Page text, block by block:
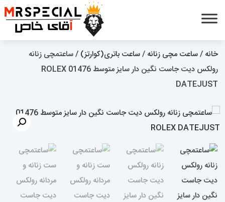
خانه /ساعت مچی زنانه /ساعت باتری(کوارتز) / ساعتمچی زنانه
رولکس دیت جاست نگین دار سایز متوسط 01476 ROLEX
DATEJUST